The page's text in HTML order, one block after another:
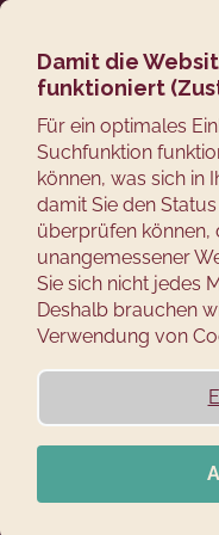
Damit die
funktioniert
Für ein optimales
Suchfunktion
können, was sich in
damit Sie den
überprüfen können,
unangemessener
Sie sich nicht jedes
Deshalb brauchen
Verwendung von
Zum
springen
AB 5 STÜCK -10%
AB 10 STÜCK -20%
Zurück
zum
W
A
S
S
U
C
H
N
S